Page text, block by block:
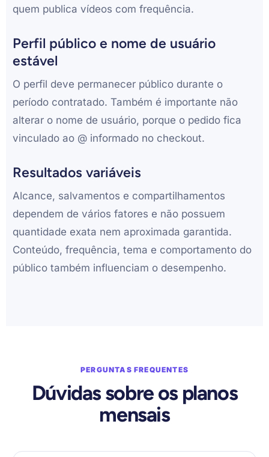
quem publica vídeos com frequência.
Perfil público e nome de usuário
estável
O perfil deve permanecer público durante o
período contratado. Também é importante não
alterar o nome de usuário, porque o pedido fica
vinculado ao @ informado no checkout.
Resultados variáveis
Alcance, salvamentos e compartilhamentos
dependem de vários fatores e não possuem
quantidade exata nem aproximada garantida.
Conteúdo, frequência, tema e comportamento do
público também influenciam o desempenho.
PERGUNTAS FREQUENTES
Dúvidas sobre os planos
mensais